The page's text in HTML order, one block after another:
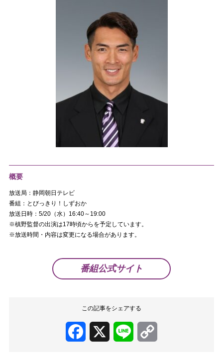
概要
放送局：静岡朝日テレビ
番組：とびっきり！しずおか
放送日時：5/20（水）16:40～19:00
※槙野監督の出演は17時頃からを予定しています。
※放送時間・内容は変更になる場合があります。
番組公式サイト
この記事をシェアする
Facebook Line